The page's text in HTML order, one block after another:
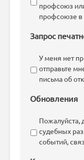
профсоюз
профсоюзе
Запрос
У меня нет
отправьте
письма об
Обновления
Пожалуйста,
судебных
событий,